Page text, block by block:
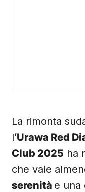
La rimonta
l’Urawa Red
Club 2025 ha
che vale
serenità e una